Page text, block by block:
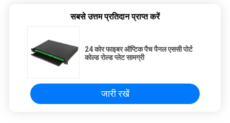
सबसे उत्तम प्रतिदान प्राप्त करें
24 कोर फाइबर ऑप्टिक पैच पैनल एससी पोर्ट
कोल्ड रोल्ड प्लेट सामग्री
जारी रखें